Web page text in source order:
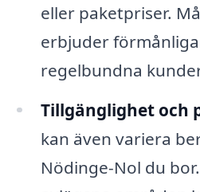
eller paketpriser.
erbjuder
regelbundna
Tillgänglighet och
kan även variera
Nödinge-Nol du